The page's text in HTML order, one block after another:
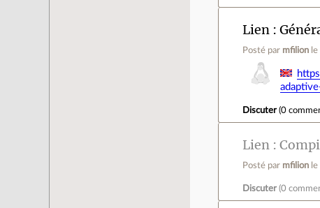
Lien
Posté par mfilion
Discuter(0
Lien
Posté par mfilion
Discuter (0